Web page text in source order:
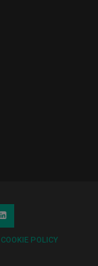
COOKIE POLICY